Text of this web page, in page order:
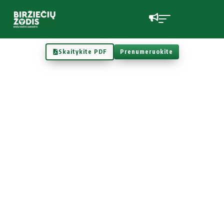
Skaitykite PDF Prenumeruokite